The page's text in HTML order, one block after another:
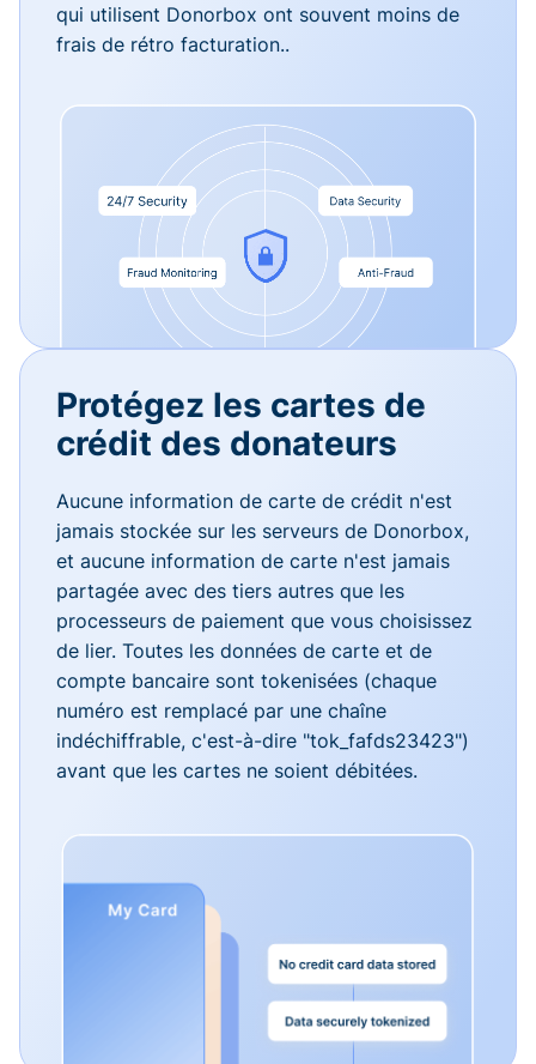
qui utilisent Donorbox ont souvent moins de
frais de rétro facturation..
Protégez les cartes de
crédit des donateurs
Aucune information de carte de crédit n'est
jamais stockée sur les serveurs de Donorbox,
et aucune information de carte n'est jamais
partagée avec des tiers autres que les
processeurs de paiement que vous choisissez
de lier. Toutes les données de carte et de
compte bancaire sont tokenisées (chaque
numéro est remplacé par une chaîne
indéchiffrable, c'est-à-dire "tok_fafds23423")
avant que les cartes ne soient débitées.